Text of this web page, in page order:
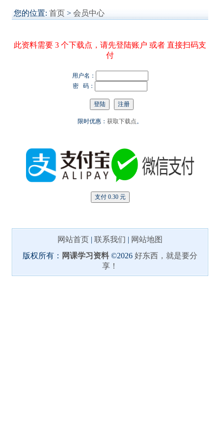
您的位置: 首页 > 会员中心
此资料需要 3 个下载点，请先登陆账户 或者 直接扫码支
付
用户名：
密 码：
限时优惠： 获取下载点。
网站首页 | 联系我们 | 网站地图
版权所有： 网课学习资料©2026 好东西，就是要分
享！